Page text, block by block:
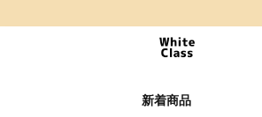
新着商品